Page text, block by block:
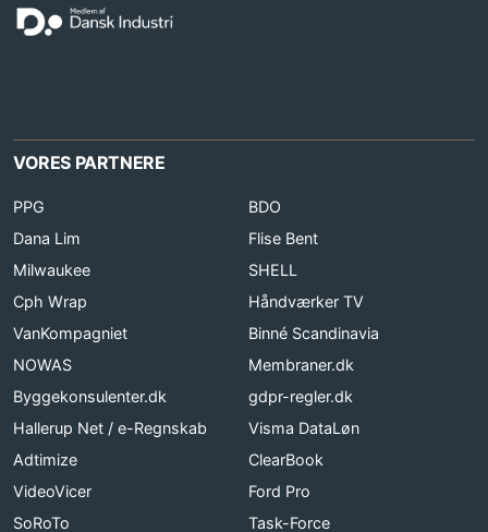
VORES PARTNERE
PPG
BDO
Dana Lim
Flise Bent
Milwaukee
SHELL
Cph Wrap
Håndværker TV
VanKompagniet
Binné Scandinavia
NOWAS
Membraner.dk
Byggekonsulenter.dk
gdpr-regler.dk
Hallerup Net / e-Regnskab
Visma DataLøn
Adtimize
ClearBook
VideoVicer
Ford Pro
SoRoTo
Task-Force